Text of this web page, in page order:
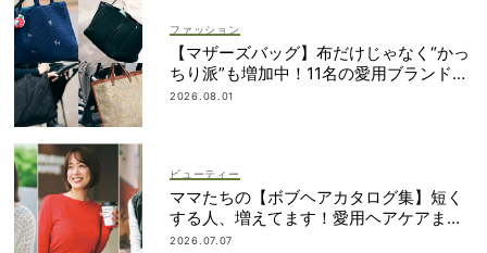
ファッション
【マザーズバッグ】布だけじゃなく“かっ
ちり派”も増加中！11名の愛用ブランド
は？
2026.08.01
ビューティー
ママたちの【ボブヘアカタログ集】短く
する人、増えてます！愛用ヘアケアまで
全部見せ
2026.07.07